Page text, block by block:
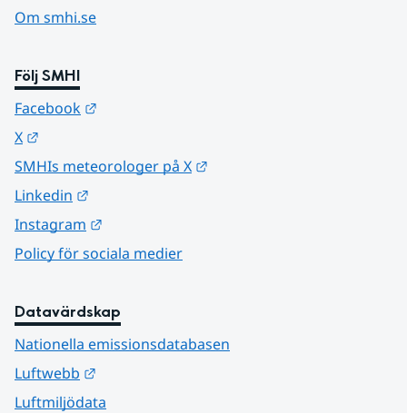
Om smhi.se
Följ SMHI
Facebook
X
SMHIs meteorologer på X
Linkedin
Instagram
Policy för sociala medier
Datavärdskap
Nationella emissionsdatabasen
Luftwebb
Luftmiljödata